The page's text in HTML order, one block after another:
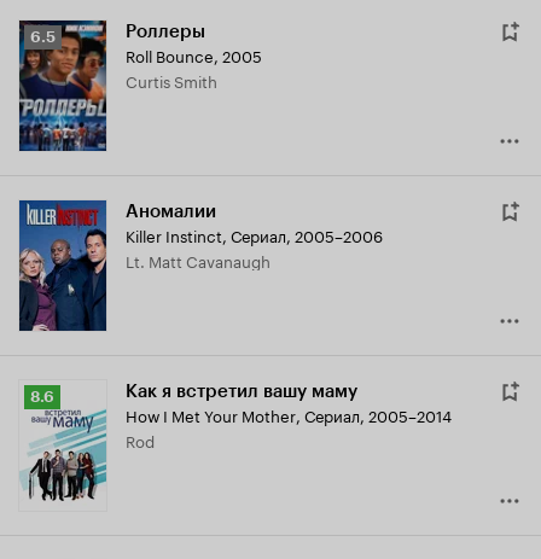
Рейтинг
Кинопоиска
6.5
6.5 Роллеры
Roll Bounce, 2005
Curtis Smith
Аномалии
Killer Instinct, Сериал, 2005–2006
Lt. Matt Cavanaugh
Рейтинг
Кинопоиска
8.6
8.6 Как я встретил вашу маму
How I Met Your Mother, Сериал, 2005–2014
Rod